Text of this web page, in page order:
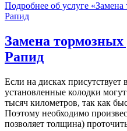
Подробнее об услуге
Рапид
Замена тормозных
Рапид
Если на дисках присутствует
установленные колодки
тысяч километров, так как
Поэтому необходимо
позволяет толщина)